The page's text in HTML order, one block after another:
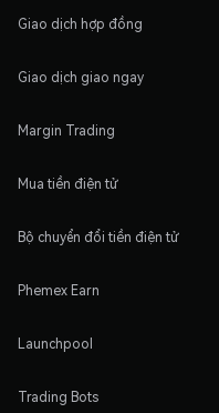
Giao dịch hợp đồng
Giao dịch giao ngay
Margin Trading
Mua tiền điện tử
Bộ chuyển đổi tiền điện tử
Phemex Earn
Launchpool
Trading Bots